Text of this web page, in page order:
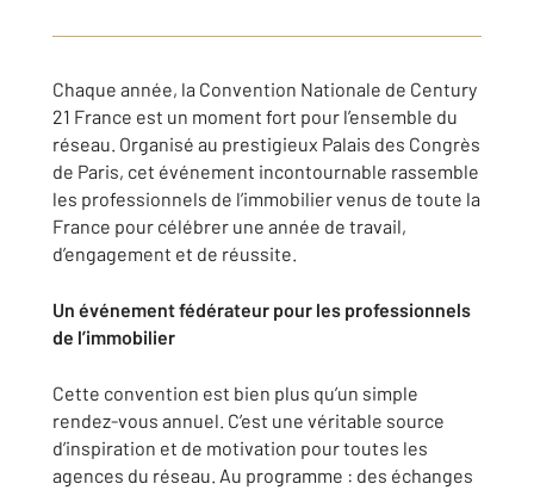
Chaque année, la Convention Nationale de Century
21 France est un moment fort pour l’ensemble du
réseau. Organisé au prestigieux Palais des Congrès
de Paris, cet événement incontournable rassemble
les professionnels de l’immobilier venus de toute la
France pour célébrer une année de travail,
d’engagement et de réussite.
Un événement fédérateur pour les professionnels
de l’immobilier
Cette convention est bien plus qu’un simple
rendez-vous annuel. C’est une véritable source
d’inspiration et de motivation pour toutes les
agences du réseau. Au programme : des échanges